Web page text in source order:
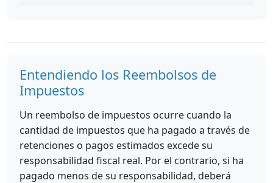
Entendiendo los Reembolsos de
Impuestos
Un reembolso de impuestos ocurre cuando la
cantidad de impuestos que ha pagado a través de
retenciones o pagos estimados excede su
responsabilidad fiscal real. Por el contrario, si ha
pagado menos de su responsabilidad, deberá